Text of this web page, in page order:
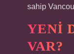
sahip
YENI
VAR?